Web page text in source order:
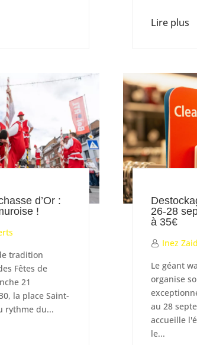
Lire plus
d’Or :
!
tradition
Fêtes de
21
la place Saint-
rythme du...
26-28
à 35€
Inez
Le géant
organise
au 28
accueille
le...